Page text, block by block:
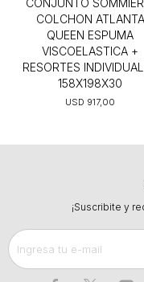
CONJUNTO
COLCHON ATLANTA
QUEEN ESPUMA
VISCOELASTICA +
RESORTES
158X198X30
USD 917,00
¡Suscribite y